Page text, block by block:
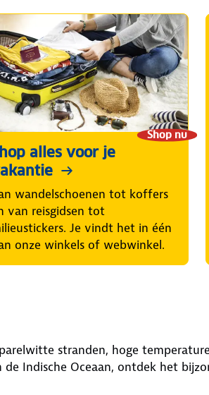
Shop nu
alles voor je
wandelschoenen tot koffers
van reisgidsen tot
Je vindt het in één
onze winkels of webwinkel.
stranden, hoge
Indische Oceaan, ontdek het